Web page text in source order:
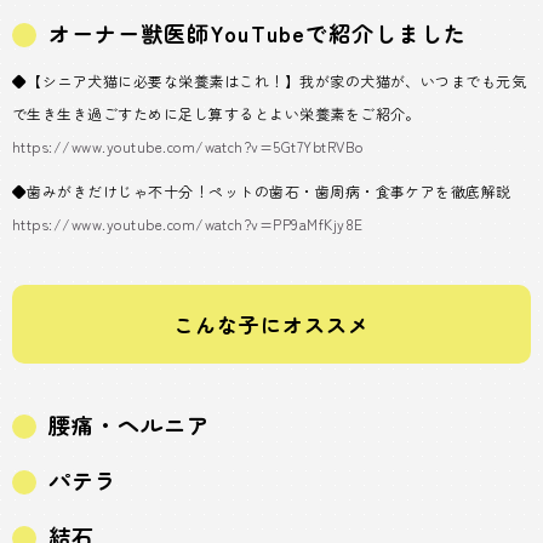
オーナー獣医師YouTubeで紹介しました
◆【シニア犬猫に必要な栄養素はこれ！】我が家の犬猫が、いつまでも元気
で生き生き過ごすために足し算するとよい栄養素をご紹介。
https://www.youtube.com/watch?v=5Gt7YbtRVBo
◆歯みがきだけじゃ不十分！ペットの歯石・歯周病・食事ケアを徹底解説
https://www.youtube.com/watch?v=PP9aMfKjy8E
こんな子にオススメ
腰痛・ヘルニア
パテラ
結石